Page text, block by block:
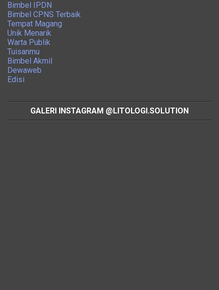
Bimbel IPDN
Bimbel CPNS Terbaik
Tempat Magang
Unik Menarik
Warta Publik
Tuisanmu
Bimbel Akmil
Dewaweb
Edisi
GALERI INSTAGRAM @LITOLOGI.SOLUTION